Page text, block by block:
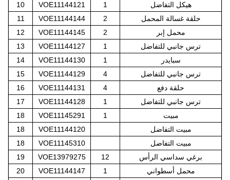
10
VOE11144121 1
هيكل التفاضل
11
VOE11144144 2
حلقة غسالة المحمل
12
VOE11144145 2
محمل إبر
13
VOE11144127 1
ترس جانبي للتفاضل
14
VOE11144130 1
سبايدر
15
VOE11144129 4
ترس جانبي للتفاضل
16
VOE11144131 4
حلقة دفع
17
VOE11144128 1
ترس جانبي للتفاضل
18
VOE11145291 1
مبيت
18
VOE11144120
مبيت التفاضل
18
VOE11145310
مبيت التفاضل
19
VOE13979275 12
برغي سداسي الرأس
20
VOE11144147 1
محمل أسطواني